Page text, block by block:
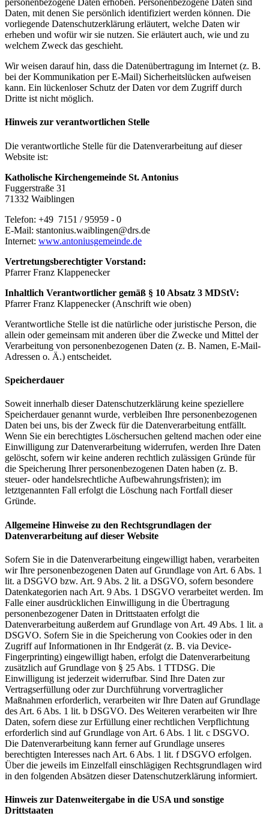
personenbezogene Daten erhoben. Personenbezogene Daten sind
Daten, mit denen Sie persönlich identifiziert werden können. Die
vorliegende Datenschutzerklärung erläutert, welche Daten wir
erheben und wofür wir sie nutzen. Sie erläutert auch, wie und zu
welchem Zweck das geschieht.
Wir weisen darauf hin, dass die Datenübertragung im Internet (z. B.
bei der Kommunikation per E-Mail) Sicherheitslücken aufweisen
kann. Ein lückenloser Schutz der Daten vor dem Zugriff durch
Dritte ist nicht möglich.
Hinweis zur verantwortlichen Stelle
Die verantwortliche Stelle für die Datenverarbeitung auf dieser
Website ist:
Katholische Kirchengemeinde St. Antonius
Fuggerstraße 31
71332 Waiblingen
Telefon: +49 7151 / 95959 - 0
E-Mail: stantonius.waiblingen@drs.de
Internet: www.antoniusgemeinde.de
Vertretungsberechtigter Vorstand:
Pfarrer Franz Klappenecker
Inhaltlich Verantwortlicher gemäß § 10 Absatz 3 MDStV:
Pfarrer Franz Klappenecker (Anschrift wie oben)
Verantwortliche Stelle ist die natürliche oder juristische Person, die
allein oder gemeinsam mit anderen über die Zwecke und Mittel der
Verarbeitung von personenbezogenen Daten (z. B. Namen, E-Mail-
Adressen o. Ä.) entscheidet.
Speicherdauer
Soweit innerhalb dieser Datenschutzerklärung keine speziellere
Speicherdauer genannt wurde, verbleiben Ihre personenbezogenen
Daten bei uns, bis der Zweck für die Datenverarbeitung entfällt.
Wenn Sie ein berechtigtes Löschersuchen geltend machen oder eine
Einwilligung zur Datenverarbeitung widerrufen, werden Ihre Daten
gelöscht, sofern wir keine anderen rechtlich zulässigen Gründe für
die Speicherung Ihrer personenbezogenen Daten haben (z. B.
steuer- oder handelsrechtliche Aufbewahrungsfristen); im
letztgenannten Fall erfolgt die Löschung nach Fortfall dieser
Gründe.
Allgemeine Hinweise zu den Rechtsgrundlagen der
Datenverarbeitung auf dieser Website
Sofern Sie in die Datenverarbeitung eingewilligt haben, verarbeiten
wir Ihre personenbezogenen Daten auf Grundlage von Art. 6 Abs. 1
lit. a DSGVO bzw. Art. 9 Abs. 2 lit. a DSGVO, sofern besondere
Datenkategorien nach Art. 9 Abs. 1 DSGVO verarbeitet werden. Im
Falle einer ausdrücklichen Einwilligung in die Übertragung
personenbezogener Daten in Drittstaaten erfolgt die
Datenverarbeitung außerdem auf Grundlage von Art. 49 Abs. 1 lit. a
DSGVO. Sofern Sie in die Speicherung von Cookies oder in den
Zugriff auf Informationen in Ihr Endgerät (z. B. via Device-
Fingerprinting) eingewilligt haben, erfolgt die Datenverarbeitung
zusätzlich auf Grundlage von § 25 Abs. 1 TTDSG. Die
Einwilligung ist jederzeit widerrufbar. Sind Ihre Daten zur
Vertragserfüllung oder zur Durchführung vorvertraglicher
Maßnahmen erforderlich, verarbeiten wir Ihre Daten auf Grundlage
des Art. 6 Abs. 1 lit. b DSGVO. Des Weiteren verarbeiten wir Ihre
Daten, sofern diese zur Erfüllung einer rechtlichen Verpflichtung
erforderlich sind auf Grundlage von Art. 6 Abs. 1 lit. c DSGVO.
Die Datenverarbeitung kann ferner auf Grundlage unseres
berechtigten Interesses nach Art. 6 Abs. 1 lit. f DSGVO erfolgen.
Über die jeweils im Einzelfall einschlägigen Rechtsgrundlagen wird
in den folgenden Absätzen dieser Datenschutzerklärung informiert.
Hinweis zur Datenweitergabe in die USA und sonstige
Drittstaaten